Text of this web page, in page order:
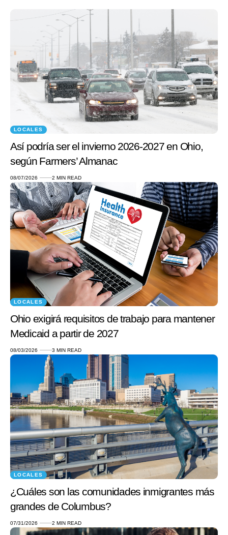
LOCALES
Así podría ser el invierno 2026-2027 en Ohio,
según Farmers’ Almanac
08/07/2026 2 MIN READ
LOCALES
Ohio exigirá requisitos de trabajo para mantener
Medicaid a partir de 2027
08/03/2026 3 MIN READ
LOCALES
¿Cuáles son las comunidades inmigrantes más
grandes de Columbus?
07/31/2026 2 MIN READ